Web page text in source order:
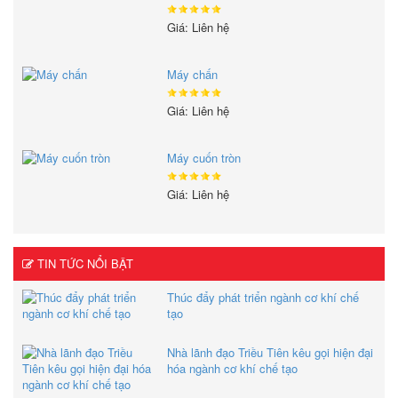
Giá: Liên hệ
Máy chấn
Giá: Liên hệ
Máy cuốn tròn
Giá: Liên hệ
TIN TỨC NỔI BẬT
Thúc đẩy phát triển ngành cơ khí chế
tạo
Nhà lãnh đạo Triều Tiên kêu gọi hiện đại
hóa ngành cơ khí chế tạo